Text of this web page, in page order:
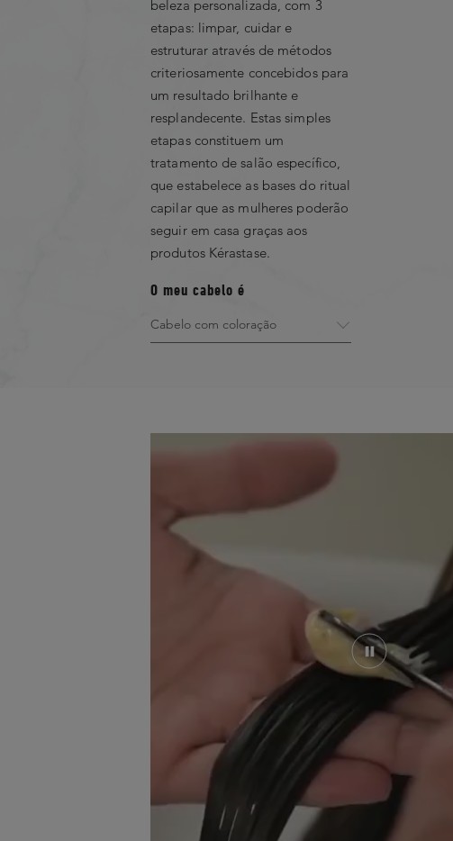
REVIEWS MAIS FAVORÁVEIS E ÚTEIS
No Favorable Review Found
Showing 0 out of 0
Filter by rating
beleza personalizada, com 3
etapas: limpar, cuidar e
estruturar através de métodos
criteriosamente concebidos para
um resultado brilhante e
resplandecente. Estas simples
etapas constituem um
tratamento de salão específico,
que estabelece as bases do ritual
capilar que as mulheres poderão
seguir em casa graças aos
produtos Kérastase.
O meu cabelo é